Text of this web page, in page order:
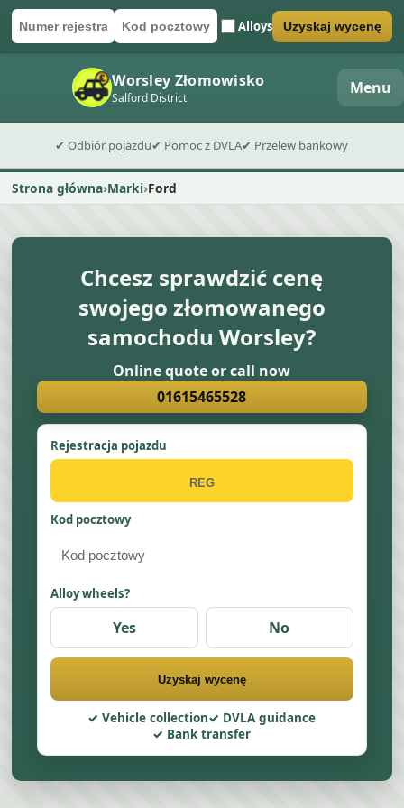
Numer rejestracyjny
Kod pocztowyAlloys
Wyślij formularz wyceny Uzyskaj wycenę
Worsley Złomowisko
Salford District Menu
✔ Odbiór pojazdu✔ Pomoc z DVLA✔ Przelew bankowy
Strona główna Marki Ford
Chcesz sprawdzić cenę
swojego złomowanego
samochodu Worsley?
Online quote or call now
01615465528
Rejestracja pojazdu
Kod pocztowy
Alloy wheels?
Yes No
Uzyskaj wycenę
Vehicle collection
DVLA guidance
Bank transfer